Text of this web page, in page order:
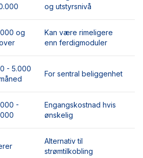
og utstyrsnivå
og
Kan være rimeligere
enn ferdigmoduler
- 5.000
For sentral beliggenhet
-
Engangskostnad hvis
ønskelig
Alternativ til
strømtilkobling